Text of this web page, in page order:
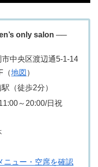
only salon ──
中央区渡辺通5-1-14
（地図 ）
（徒歩2分）
～20:00/日祝
ニュー・空席を確認